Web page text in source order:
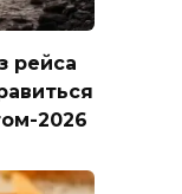
рейса
2026